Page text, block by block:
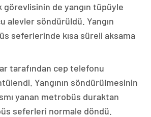
görevlisinin de yangın tüpüyle
alevler söndürüldü. Yangın
seferlerinde kısa süreli aksama
tarafından cep telefonu
Yangının söndürülmesinin
yanan metrobüs duraktan
seferleri normale döndü.